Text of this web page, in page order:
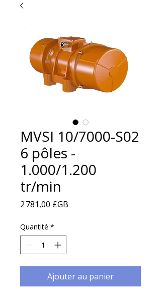
MVSI 10/7000-S02
6 pôles -
1.000/1.200
tr/min
2 781,00 £GB
Quantité *
Ajouter au panier